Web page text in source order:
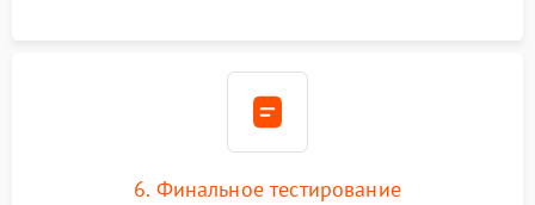
6. Финальное тестирование